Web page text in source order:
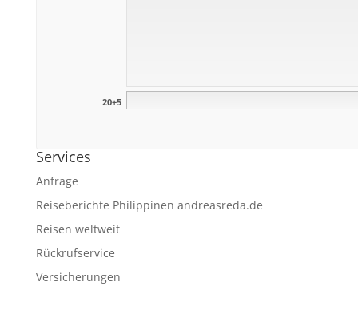
20+5
Services
Anfrage
Reiseberichte Philippinen andreasreda.de
Reisen weltweit
Rückrufservice
Versicherungen